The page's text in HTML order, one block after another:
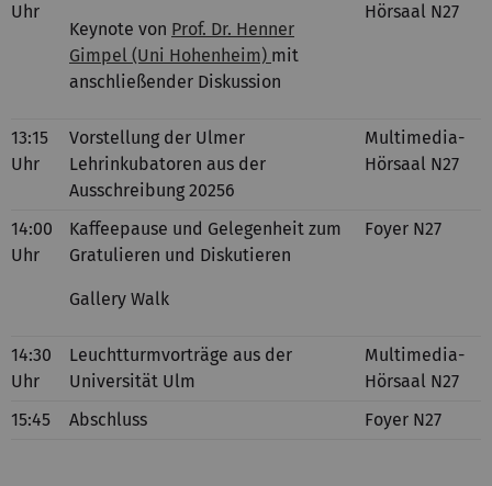
Uhr
Keynote von Prof. Dr. Henner
Gimpel (Uni Hohenheim) mit
anschließender Diskussion
Hörsaal N27
13:15
Uhr
Vorstellung der Ulmer
Lehrinkubatoren aus der
Ausschreibung 20256
Multimedia-
Hörsaal N27
14:00
Uhr
Kaffeepause und Gelegenheit zum
Gratulieren und Diskutieren
Gallery Walk
Foyer N27
14:30
Uhr
Leuchtturmvorträge aus der
Universität Ulm
Multimedia-
Hörsaal N27
15:45
Abschluss Foyer N27